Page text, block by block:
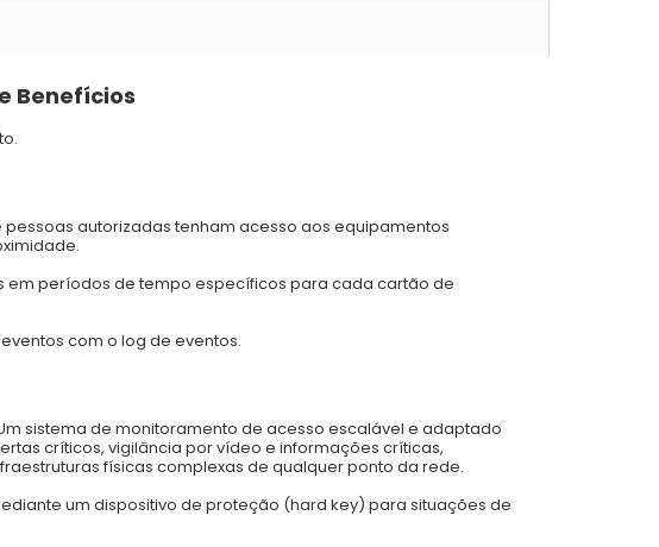
Benefícios
pessoas autorizadas tenham acesso aos equipamentos
em períodos de tempo específicos para cada cartão de
com o log de eventos.
sistema de monitoramento de acesso escalável e adaptado
críticos, vigilância por vídeo e informações críticas,
físicas complexas de qualquer ponto da rede.
um dispositivo de proteção (hard key) para situações de